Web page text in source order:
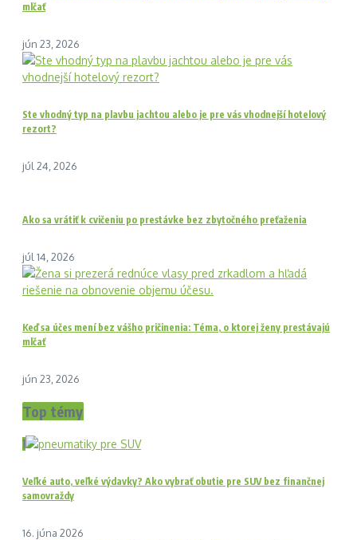
mlčať
jún 23, 2026
Ste vhodný typ na plavbu jachtou alebo je pre vás vhodnejší hotelový
rezort?
júl 24, 2026
Ako sa vrátiť k cvičeniu po prestávke bez zbytočného preťaženia
júl 14, 2026
Keď sa účes mení bez vášho pričinenia: Téma, o ktorej ženy prestávajú
mlčať
jún 23, 2026
Top témy
1
Veľké auto, veľké výdavky? Ako vybrať obutie pre SUV bez finančnej
samovraždy
16. júna 2026